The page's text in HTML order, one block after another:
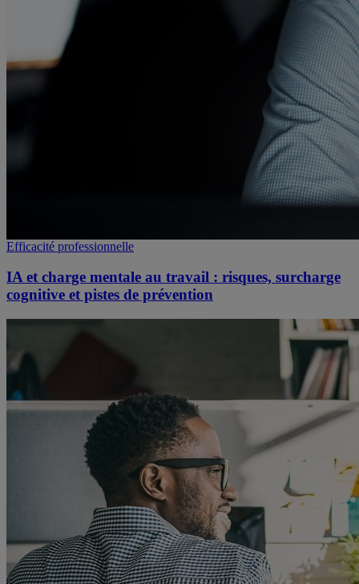
Efficacité professionnelle
IA et charge mentale au travail : risques, surcharge
cognitive et pistes de prévention